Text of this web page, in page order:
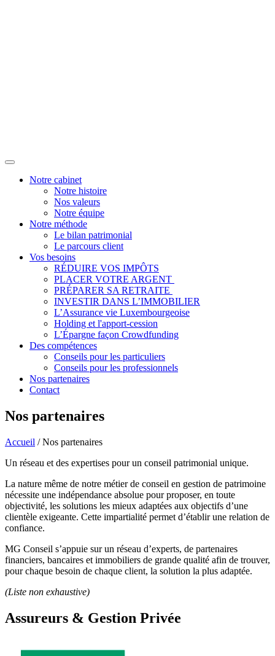
Notre cabinet
Notre histoire
Nos valeurs
Notre équipe
Notre méthode
Le bilan patrimonial
Le parcours client
Vos besoins
RÉDUIRE VOS IMPÔTS
PLACER VOTRE ARGENT
PRÉPARER SA RETRAITE
INVESTIR DANS L’IMMOBILIER
L’Assurance vie Luxembourgeoise
Holding et l'apport-cession
L’Épargne façon Crowdfunding
Des compétences
Conseils pour les particuliers
Conseils pour les professionnels
Nos partenaires
Contact
Nos partenaires
Accueil /Nos partenaires
Un réseau et des expertises pour un conseil patrimonial unique.
La nature même de notre métier de conseil en gestion de patrimoine
nécessite une indépendance absolue pour proposer, en toute
objectivité, les solutions les mieux adaptées aux objectifs d’une
clientèle exigeante. Cette impartialité permet d’établir une relation de
confiance.
MG Conseil s’appuie sur un réseau d’experts, de partenaires
financiers, bancaires et immobiliers de grande qualité afin de trouver,
pour chaque besoin de chaque client, la solution la plus adaptée.
(Liste non exhaustive)
Assureurs & Gestion Privée